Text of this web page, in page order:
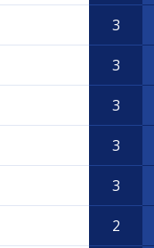
3
3
3
3
3
2